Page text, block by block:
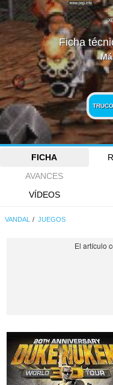
Ficha
FICHA
AVANCES
VÍDEOS
VANDAL JUEGOS